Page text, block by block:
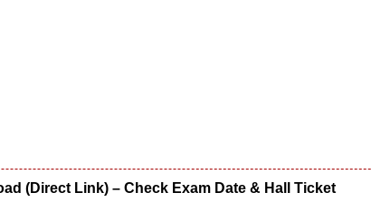
(Direct Link) – Check Exam Date & Hall Ticket